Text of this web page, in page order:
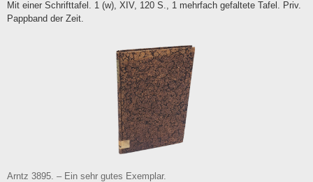
Withdrawal
Mit einer Schrifttafel. 1 (w), XIV, 120 S., 1 mehrfach gefaltete Tafel. Priv.
Pappband der Zeit.
Arntz 3895. – Ein sehr gutes Exemplar.